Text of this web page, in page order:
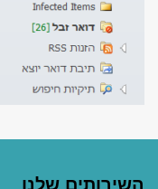
השירותים שלנו